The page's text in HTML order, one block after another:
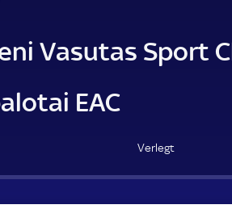
Vasutas Sport
EAC
Verlegt